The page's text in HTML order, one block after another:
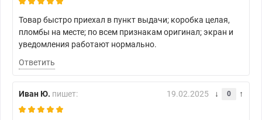
Товар быстро приехал в пункт выдачи; коробка целая,
пломбы на месте; по всем признакам оригинал; экран и
уведомления работают нормально.
Ответить
Иван Ю. пишет: 19.02.2025 0